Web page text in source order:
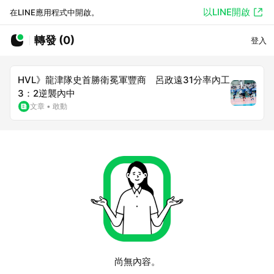
在LINE應用程式中開啟。 以LINE開啟
轉發 (0) 登入
HVL》龍津隊史首勝衛冕軍豐商 呂政遠31分率內工
3：2逆襲內中
文章 • 敢動
尚無內容。